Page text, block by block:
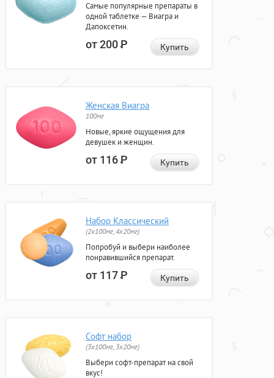
Самые популярные препараты в
одной таблетке — Виагра и
Дапоксетин.
от 200Р Купить
Женская Виагра
100мг
Новые, яркие ощущения для
девушек и женщин.
от 116Р Купить
Набор Классический
(2x100мг, 4x20мг)
Попробуй и выбери наиболее
понравившийся препарат.
от 117Р Купить
Софт набор
(3x100мг, 3x20мг)
Выбери софт-препарат на свой
вкус!